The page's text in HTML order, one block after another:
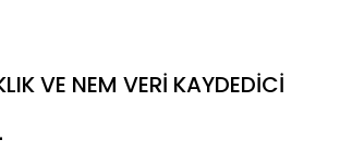
VE NEM VERİ KAYDEDİCİ